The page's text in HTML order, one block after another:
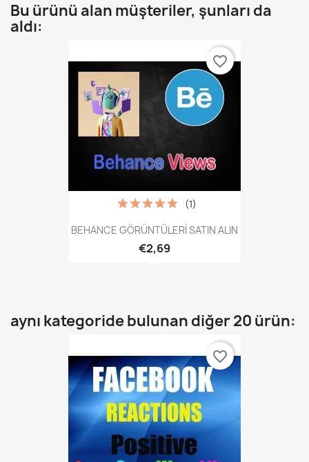
Bu ürünü alan müşteriler, şunları da
aldı:
BEHANCE GÖRÜNTÜLERİ SATIN ALIN
€2,69
(1)
favorite_border
aynı kategoride bulunan diğer 20 ürün:
favorite_border